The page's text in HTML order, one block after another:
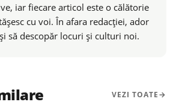
iar fiecare articol este o călătorie
cu voi. În afara redacției, ador
să descopăr locuri și culturi noi.
VEZI TOATE